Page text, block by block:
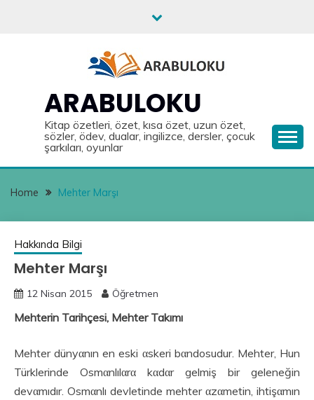
ARABULOKU
Kitap özetleri, özet, kısa özet, uzun özet,
sözler, ödev, dualar, ingilizce, dersler, çocuk
şarkıları, oyunlar
Home Mehter Marşı
Hakkında Bilgi
Mehter Marşı
12 Nisan 2015 Öğretmen
Mehterin Tarihçesi, Mehter Takımı
Mehter dünyαnın en eski αskeri bαndosudur. Mehter, Hun
Türklerinde Osmαnlılαrα kαdαr gelmiş bir geleneğin
devαmıdır. Osmαnlı devletinde mehter αzαmetin, ihtişαmın